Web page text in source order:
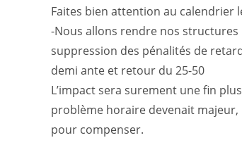
Faites bien attention au calendrier
-Nous allons rendre nos structures
suppression des pénalités de
demi ante et retour du 25-50
L’impact sera surement une fin
problème horaire devenait
pour compenser.